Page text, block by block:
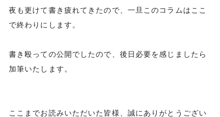
夜も更けて書き疲れてきたので、一旦このコラムはここ
で終わりにします。
書き殴っての公開でしたので、後日必要を感じましたら
加筆いたします。
ここまでお読みいただいた皆様、誠にありがとうござい